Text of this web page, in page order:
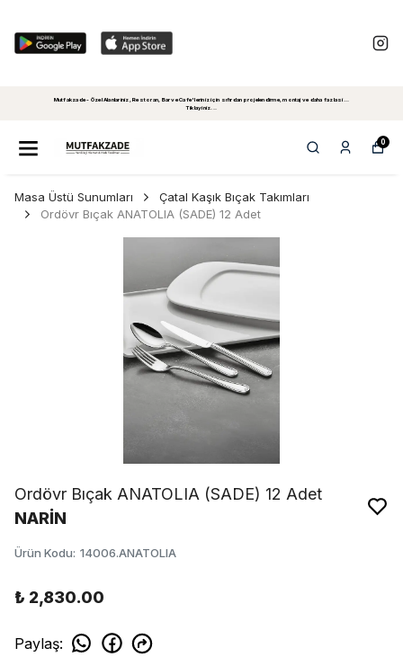
Mutfakzade - Özel Alanlariniz, Restoran, Bar ve Cafe'leriniz için sıfırdan projelendirme, montaj ve daha fazlasi...
Tiklayiniz...
0
Masa Üstü Sunumları
Çatal Kaşık Bıçak Takımları
Ordövr Bıçak ANATOLIA (SADE) 12 Adet
Ordövr Bıçak ANATOLIA (SADE) 12 Adet
NARİN
Ürün Kodu: 14006.ANATOLIA
₺ 2,830.00
Paylaş: